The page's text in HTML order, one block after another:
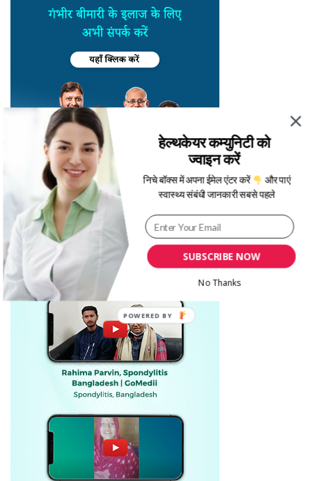
SUBSCRIBE NOW
हेल्थकेयर कम्युनिटी को
ज्वाइन करें
निचे बॉक्स में अपना ईमेल एंटर करें
और पाएं
स्वास्थ्य संबंधी जानकारी सबसे पहले
No Thanks
POWERED BY